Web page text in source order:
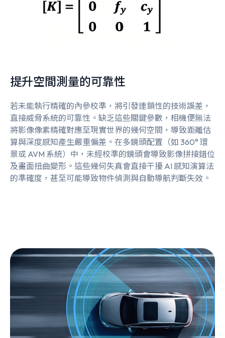
提升空間測量的可靠性
若未能執行精確的內參校準，將引發連鎖性的技術誤差，
直接威脅系統的可靠性。缺乏這些關鍵參數，相機便無法
將影像像素精確對應至現實世界的幾何空間，導致距離估
算與深度感知產生嚴重偏差。在多鏡頭配置（如 360° 環
景或 AVM 系統）中，未經校準的鏡頭會導致影像拼接錯位
及畫面扭曲變形。這些幾何失真會直接干擾 AI 感知演算法
的準確度，甚至可能導致物件偵測與自動導航判斷失效。